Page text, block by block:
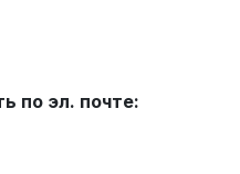
по эл. почте: